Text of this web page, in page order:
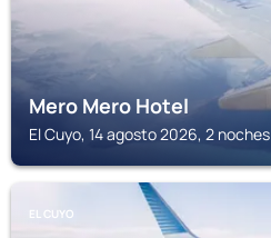
Mero Mero Hotel
El Cuyo, 14 agosto 2026, 2 noches
EL CUYO